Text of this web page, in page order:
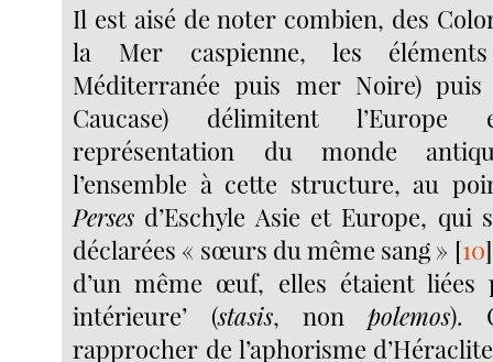
Il est aisé de noter combien, des
la Mer caspienne, les
Méditerranée puis mer Noire) puis
Caucase) délimitent
représentation du monde
l’ensemble à cette structure, au
Perses d’Eschyle Asie et Europe, qui
déclarées « sœurs du même sang » [10]
d’un même œuf, elles étaient liées
intérieure’ (stasis, nonpolemos).
rapprocher de l’aphorisme